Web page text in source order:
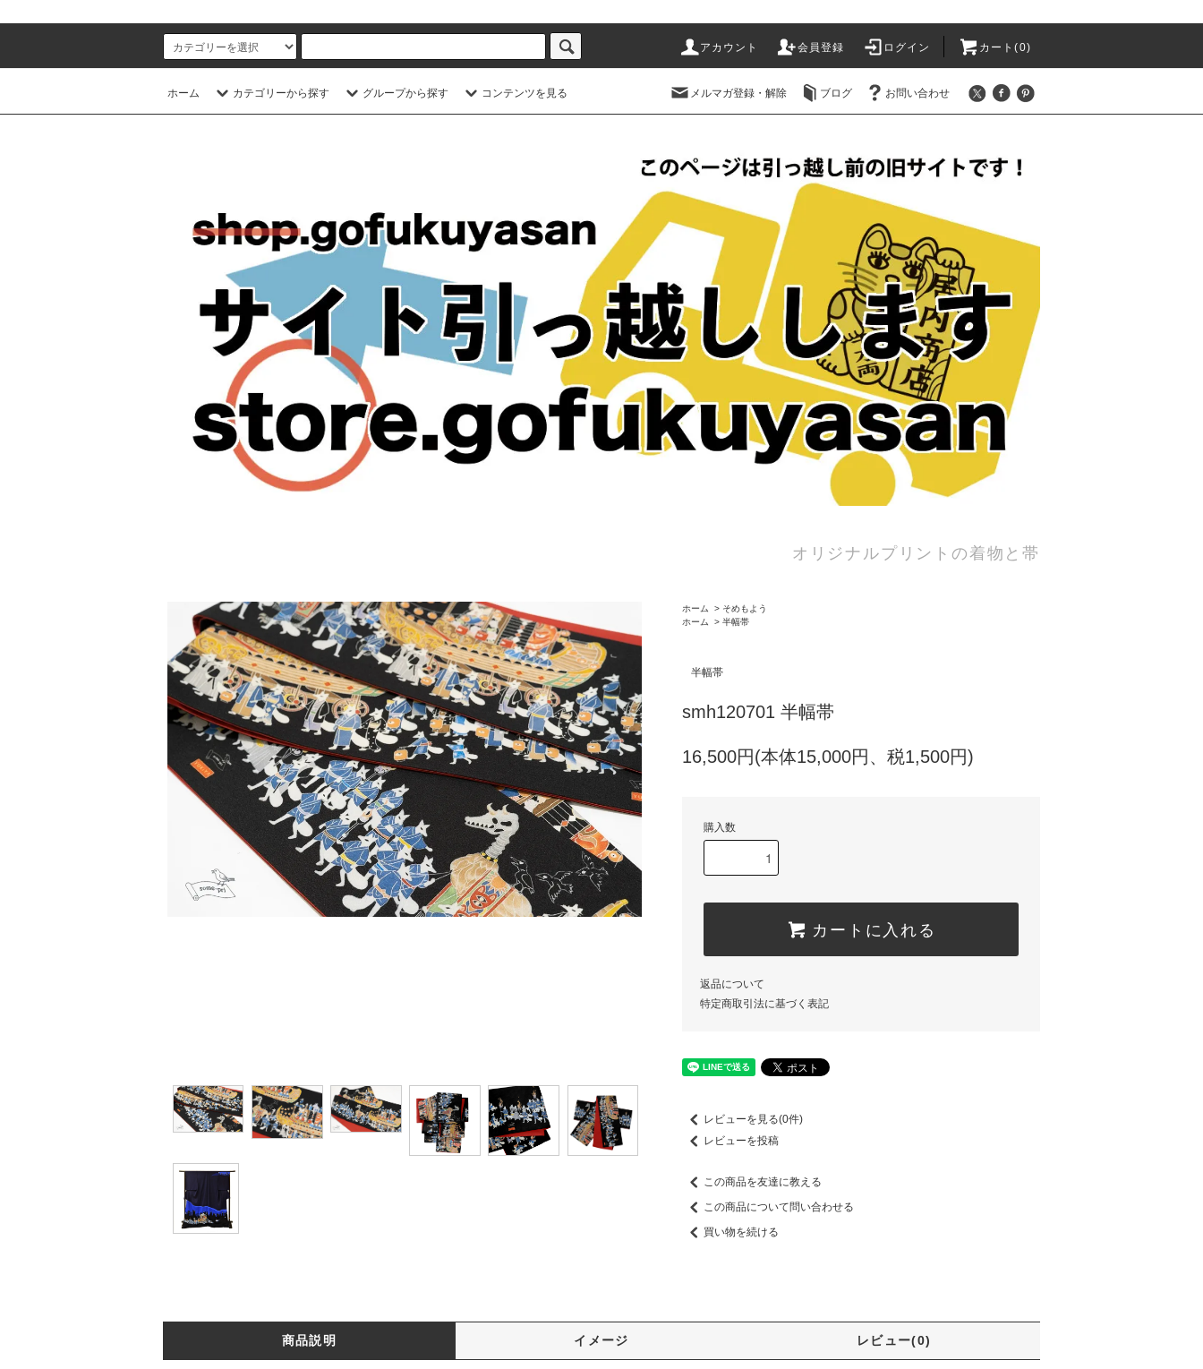
アカウント 会員登録 ログイン カート(0)
ホーム カテゴリーから探す グループから探す コンテンツを見る メルマガ登録・解除 ブログ お問い合わせ
オリジナルプリントの着物と帯
ホーム > そめもよう
ホーム
> 半幅帯
半幅帯
smh120701 半幅帯
16,500円(本体15,000円、税1,500円)
購入数
カートに入れる
返品について
特定商取引法に基づく表記
レビューを見る(0件)
レビューを投稿
この商品を友達に教える
この商品について問い合わせる
買い物を続ける
商品説明 イメージ レビュー(0)